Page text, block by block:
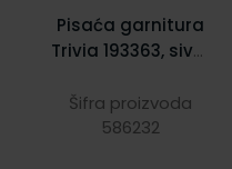
Pisaća garnitura
Trivia 193363, siva,
roler
Šifra proizvoda
586232